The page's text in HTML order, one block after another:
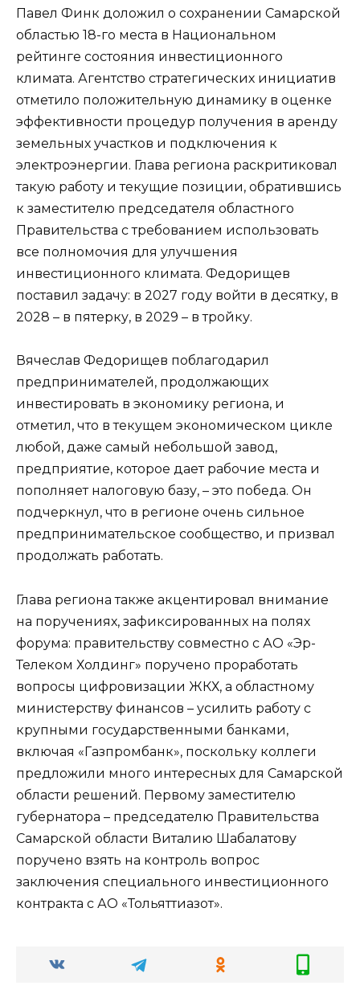
Павел Финк доложил о сохранении Самарской
областью 18-го места в Национальном
рейтинге состояния инвестиционного
климата. Агентство стратегических инициатив
отметило положительную динамику в оценке
эффективности процедур получения в аренду
земельных участков и подключения к
электроэнергии. Глава региона раскритиковал
такую работу и текущие позиции, обратившись
к заместителю председателя областного
Правительства с требованием использовать
все полномочия для улучшения
инвестиционного климата. Федорищев
поставил задачу: в 2027 году войти в десятку, в
2028 – в пятерку, в 2029 – в тройку.
Вячеслав Федорищев поблагодарил
предпринимателей, продолжающих
инвестировать в экономику региона, и
отметил, что в текущем экономическом цикле
любой, даже самый небольшой завод,
предприятие, которое дает рабочие места и
пополняет налоговую базу, – это победа. Он
подчеркнул, что в регионе очень сильное
предпринимательское сообщество, и призвал
продолжать работать.
Глава региона также акцентировал внимание
на поручениях, зафиксированных на полях
форума: правительству совместно с АО «Эр-
Телеком Холдинг» поручено проработать
вопросы цифровизации ЖКХ, а областному
министерству финансов – усилить работу с
крупными государственными банками,
включая «Газпромбанк», поскольку коллеги
предложили много интересных для Самарской
области решений. Первому заместителю
губернатора – председателю Правительства
Самарской области Виталию Шабалатову
поручено взять на контроль вопрос
заключения специального инвестиционного
контракта с АО «Тольяттиазот».